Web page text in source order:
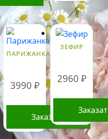
ПАРИЖАНКА
3990 ₽
Заказать
ЗЕФИР
2960 ₽